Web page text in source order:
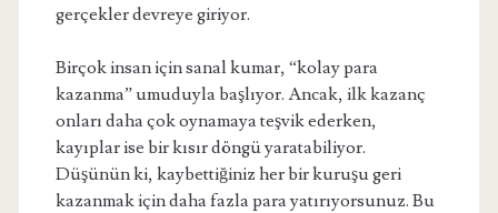
gerçekler devreye giriyor.
Birçok insan için sanal kumar, “kolay para
kazanma” umuduyla başlıyor. Ancak, ilk kazanç
onları daha çok oynamaya teşvik ederken,
kayıplar ise bir kısır döngü yaratabiliyor.
Düşünün ki, kaybettiğiniz her bir kuruşu geri
kazanmak için daha fazla para yatırıyorsunuz. Bu